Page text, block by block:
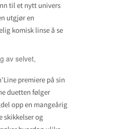
til et nytt univers
utgjør en
komisk linse å se
av selvet,
premiere på sin
duetten følger
opp en mangeårig
skikkelser og